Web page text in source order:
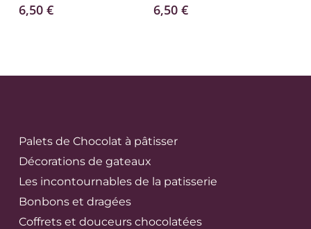
6,50 €
6,50€
Palets de Chocolat à pâtisser
Décorations de gateaux
Les incontournables de la patisserie
Bonbons et dragées
Coffrets et douceurs chocolatées